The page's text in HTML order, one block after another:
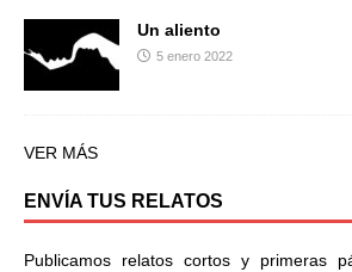
Un aliento
5 enero 2022
VER MÁS
ENVÍA TUS RELATOS
Publicamos relatos cortos y primeras